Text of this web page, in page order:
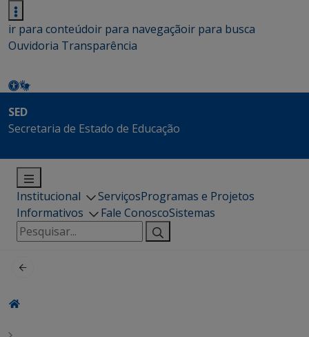
ir para conteúdoir para navegaçãoir para busca
Ouvidoria Transparência
SED
Secretaria de Estado de Educação
Institucional ServiçosProgramas e Projetos
Informativos
Fale ConoscoSistemas
Pesquisar
por: